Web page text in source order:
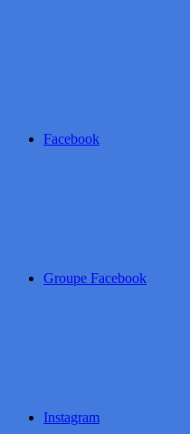
Facebook
Groupe Facebook
Instagram